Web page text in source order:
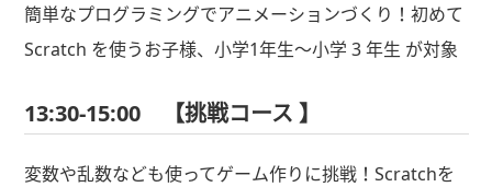
簡単なプログラミングでアニメーションづくり！初めて
Scratch を使うお子様、小学1年生～小学 3 年生 が対象
13:30-15:00 【挑戦コース 】
変数や乱数なども使ってゲーム作りに挑戦！Scratchを